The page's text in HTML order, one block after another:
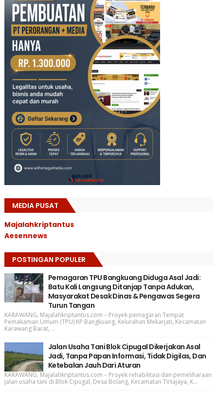
MEDIA PUSAT
Majalahkriptantus
Aesennews
POSTINGAN POPULER
Pemagaran TPU Bangkuang Diduga Asal Jadi:
Batu Kali Langsung Ditanjap Tanpa Adukan,
Masyarakat Desak Dinas & Pengawas Segera
Turun Tangan
KARAWANG, Majalahkriptantus.com – Proyek pemagaran Tempat
Pemakaman Umum (TPU) KP Bangkuang, Kelurahan Mekarjati, Kecamatan
Karawang Barat, ...
Jalan Usaha Tani Blok Cipugal Dikerjakan Asal
Jadi, Tanpa Papan Informasi, Tidak Digilas, Dan
Ketebalan Jauh Dari Aturan
KARAWANG, Majalahkriptantus.com – Proyek rehabilitasi dan pemeliharaan
jalan usaha tani di Blok Cipugal, Desa Bolang, Kecamatan Tirtajaya, K...